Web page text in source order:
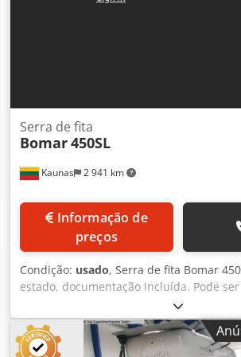
Kaunas 2 941 km
Serra de fita
Bomar450SL
preços
Condição: usado, Serra de fita Bomar
estado, documentação incluída. Pode
Kaunas. Especificação: Modelo. Dcjdpfx
Bomar 450 450 Bomar 450 Bomar 450
450 Bomar 450 Bomar 450 Bomar 450.